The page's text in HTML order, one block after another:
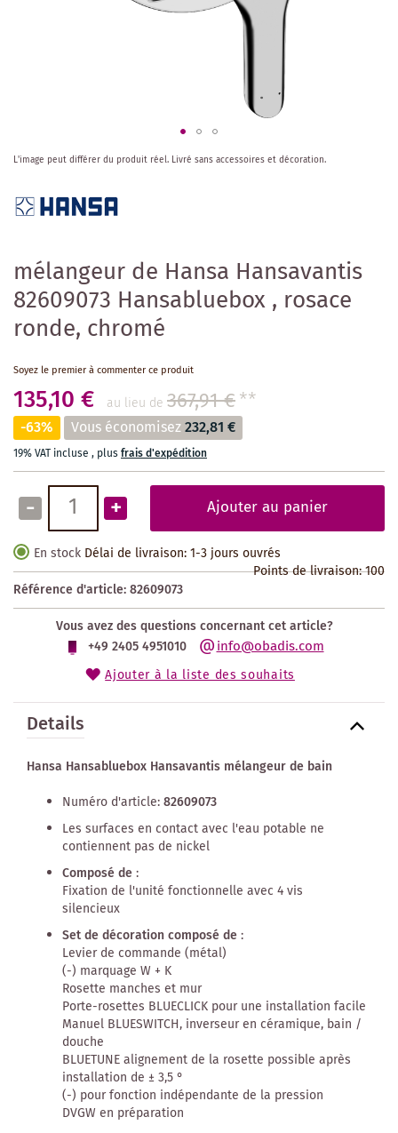
mélangeur de Hansa Hansavantis
82609073 Hansabluebox , rosace
ronde, chromé
Soyez le premier à commenter ce produit
135,10 € au lieu de 367,91 €**
-63% Vous économisez232,81 €
19% VAT incluse , plusfrais d'expédition
- + Ajouter au panier
En stock Délai de livraison: 1-3 jours ouvrés
Points de livraison:100
Référence d'article:82609073
Vous avez des questions concernant cet article?
+49 2405 4951010
info@obadis.com
Ajouter à la liste des souhaits
Skip
beginning
images
gallery
L'image peut différer du produit réel. Livré sans accessoires et décoration.
Details
Hansa Hansabluebox Hansavantis mélangeur de bain
Numéro d'article:82609073
Les surfaces en contact avec l'eau potable ne
contiennent pas de nickel
Composé de:
Fixation de l'unité fonctionnelle avec 4 vis
silencieux
Set de décoration composé de:
Levier de commande (métal)
(-) marquage W + K
Rosette manches et mur
Porte-rosettes BLUECLICK pour une installation facile
Manuel BLUESWITCH, inverseur en céramique, bain /
douche
BLUETUNE alignement de la rosette possible après
installation de ± 3,5 °
(-) pour fonction indépendante de la pression
DVGW en préparation